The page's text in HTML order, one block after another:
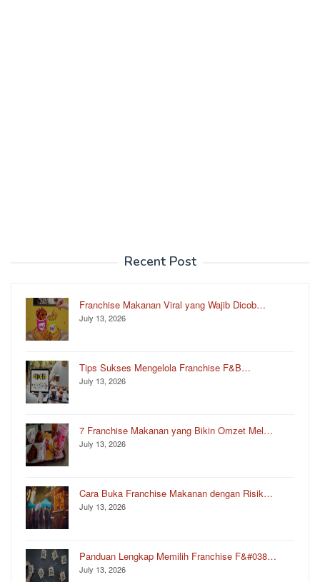
Recent Post
Franchise Makanan Viral yang Wajib Dicob…
July 13, 2026
Tips Sukses Mengelola Franchise F&B…
July 13, 2026
7 Franchise Makanan yang Bikin Omzet Mel…
July 13, 2026
Cara Buka Franchise Makanan dengan Risik…
July 13, 2026
Panduan Lengkap Memilih Franchise F&#038…
July 13, 2026